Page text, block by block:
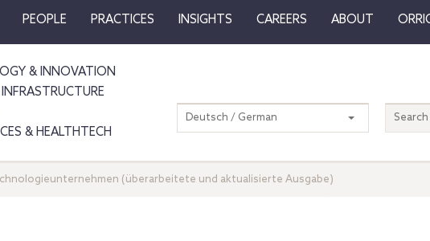
PEOPLE PRACTICES INSIGHTS CAREERS ABOUT
& INNOVATION
& HEALTHTECH
Search
entire
Deutsch / German
(überarbeitete und aktualisierte Ausgabe)